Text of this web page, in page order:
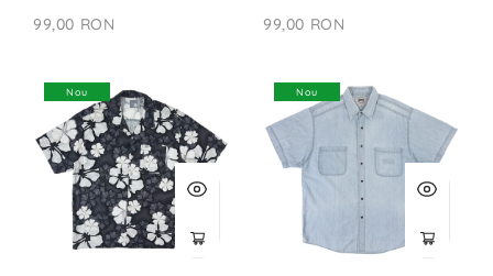
99,00 RON
99,00 RON
Nou Nou